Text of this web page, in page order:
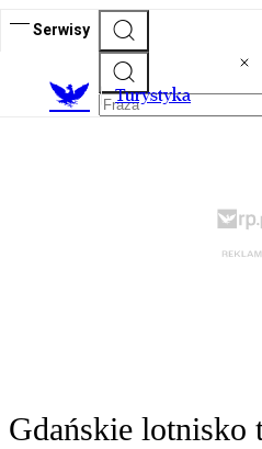
Serwisy
Turystyka
Gdańskie lotnisko